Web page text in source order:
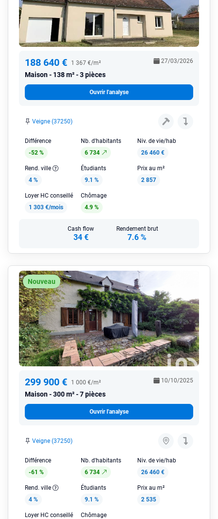
188 640 € 1 367 €/m²
Maison 138 m² - 3 pièces
27/03/2026
Ouvrir l'analyse
Veigne (37250)
Différence
-52 %
Nb. d'habitants
6 734
Niv. de vie/hab
26 460 €
Rend. ville
4 %
Étudiants
9.1 %
Prix au m²
2 857
Loyer HC conseillé
1 303 €/mois
Chômage
4.9 %
Cash flow
34 €
Rendement brut
7.6 %
Nouveau
299 900 € 1 000 €/m²
Maison 300 m² - 7 pièces
10/10/2025
Ouvrir l'analyse
Veigne (37250)
Différence
-61 %
Nb. d'habitants
6 734
Niv. de vie/hab
26 460 €
Rend. ville
4 %
Étudiants
9.1 %
Prix au m²
2 535
Loyer HC conseillé
Chômage